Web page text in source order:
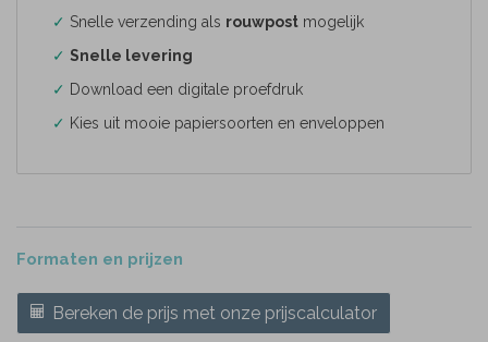
✓ Snelle verzending als rouwpost mogelijk
✓ Snelle levering
✓ Download een digitale proefdruk
✓ Kies uit mooie papiersoorten en enveloppen
Formaten en prijzen
Bereken de prijs met onze prijscalculator